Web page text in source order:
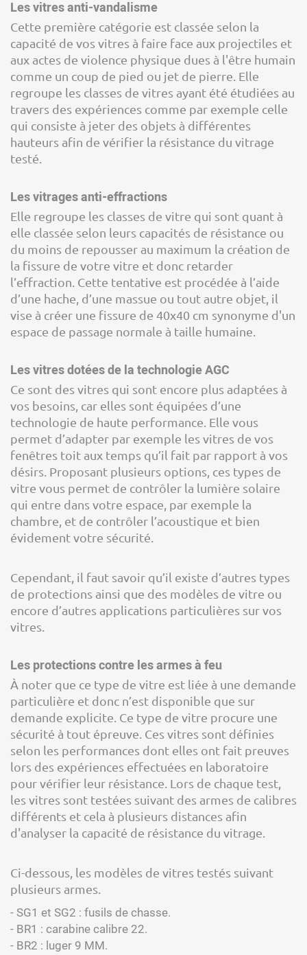
Les vitres anti-vandalisme
Cette première catégorie est classée selon la
capacité de vos vitres à faire face aux projectiles et
aux actes de violence physique dues à l'être humain
comme un coup de pied ou jet de pierre. Elle
regroupe les classes de vitres ayant été étudiées au
travers des expériences comme par exemple celle
qui consiste à jeter des objets à différentes
hauteurs afin de vérifier la résistance du vitrage
testé.
Les vitrages anti-effractions
Elle regroupe les classes de vitre qui sont quant à
elle classée selon leurs capacités de résistance ou
du moins de repousser au maximum la création de
la fissure de votre vitre et donc retarder
l’effraction. Cette tentative est procédée à l’aide
d’une hache, d’une massue ou tout autre objet, il
vise à créer une fissure de 40x40 cm synonyme d'un
espace de passage normale à taille humaine.
Les vitres dotées de la technologie AGC
Ce sont des vitres qui sont encore plus adaptées à
vos besoins, car elles sont équipées d’une
technologie de haute performance. Elle vous
permet d’adapter par exemple les vitres de vos
fenêtres toit aux temps qu’il fait par rapport à vos
désirs. Proposant plusieurs options, ces types de
vitre vous permet de contrôler la lumière solaire
qui entre dans votre espace, par exemple la
chambre, et de contrôler l’acoustique et bien
évidement votre sécurité.
Cependant, il faut savoir qu’il existe d’autres types
de protections ainsi que des modèles de vitre ou
encore d’autres applications particulières sur vos
vitres.
Les protections contre les armes à feu
À noter que ce type de vitre est liée à une demande
particulière et donc n’est disponible que sur
demande explicite. Ce type de vitre procure une
sécurité à tout épreuve. Ces vitres sont définies
selon les performances dont elles ont fait preuves
lors des expériences effectuées en laboratoire
pour vérifier leur résistance. Lors de chaque test,
les vitres sont testées suivant des armes de calibres
différents et cela à plusieurs distances afin
d'analyser la capacité de résistance du vitrage.
Ci-dessous, les modèles de vitres testés suivant
plusieurs armes.
- SG1 et SG2 : fusils de chasse.
- BR1 : carabine calibre 22.
- BR2 : luger 9 MM.